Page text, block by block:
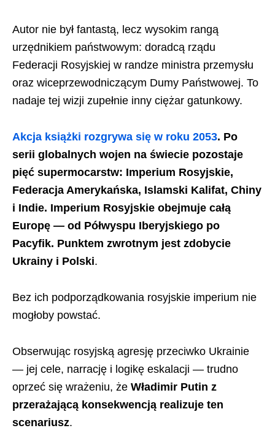
Autor nie był fantastą, lecz wysokim rangą
urzędnikiem państwowym: doradcą rządu
Federacji Rosyjskiej w randze ministra przemysłu
oraz wiceprzewodniczącym Dumy Państwowej. To
nadaje tej wizji zupełnie inny ciężar gatunkowy.
Akcja książki rozgrywa się w roku 2053. Po
serii globalnych wojen na świecie pozostaje
pięć supermocarstw: Imperium Rosyjskie,
Federacja Amerykańska, Islamski Kalifat, Chiny
i Indie. Imperium Rosyjskie obejmuje całą
Europę — od Półwyspu Iberyjskiego po
Pacyfik. Punktem zwrotnym jest zdobycie
Ukrainy i Polski.
Bez ich podporządkowania rosyjskie imperium nie
mogłoby powstać.
Obserwując rosyjską agresję przeciwko Ukrainie
— jej cele, narrację i logikę eskalacji — trudno
oprzeć się wrażeniu, że Władimir Putin z
przerażającą konsekwencją realizuje ten
scenariusz.